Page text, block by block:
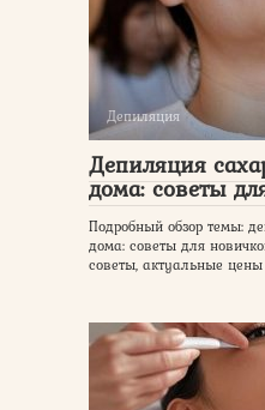
Депиляция
Депиляция
дома: советы
Подробный обзор темы:
дома: советы для
советы, актуальные цены